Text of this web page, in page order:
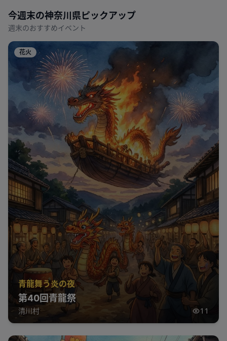
今週末の神奈川県 ピックアップ
週末のおすすめイベント
花火
青龍舞う炎の夜
第40回青龍祭
清川村 11